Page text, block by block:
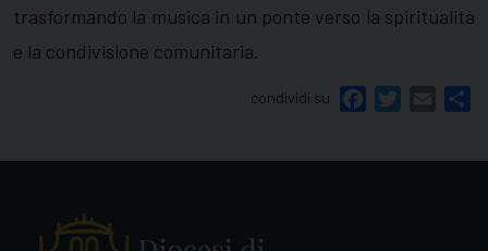
trasformando la musica in un ponte verso la spiritualità
e la condivisione comunitaria.
condividi su FacebookTwitterEmail